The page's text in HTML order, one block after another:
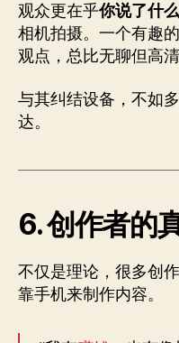
观众更在乎你说了什么
相机拍摄。一个有趣
观点，总比无聊但高
与其纠结设备，不如
达。
6. 创作者的
不仅是理论，很多创
靠手机来制作内容。